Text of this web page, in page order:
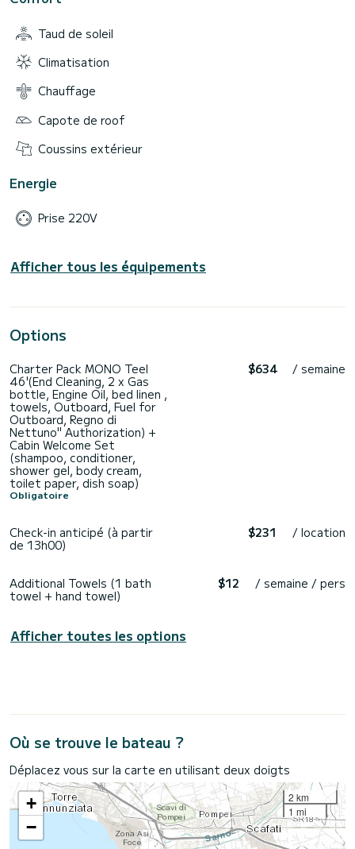
Taud de soleil
Climatisation
Chauffage
Capote de roof
Coussins extérieur
Energie
Prise 220V
Afficher tous les équipements
Options
Charter Pack MONO Teel
46'(End Cleaning, 2 x Gas
bottle, Engine Oil, bed linen ,
towels, Outboard, Fuel for
Outboard, Regno di
Nettuno" Authorization) +
Cabin Welcome Set
(shampoo, conditioner,
shower gel, body cream,
toilet paper, dish soap)
Obligatoire
$634 / semaine
Check-in anticipé (à partir
de 13h00)
$231 / location
Additional Towels (1 bath
towel + hand towel)
$12 / semaine / pers
Afficher toutes les options
Où se trouve le bateau ?
Déplacez vous sur la carte en utilisant deux doigts
+
−
2 km
1 mi